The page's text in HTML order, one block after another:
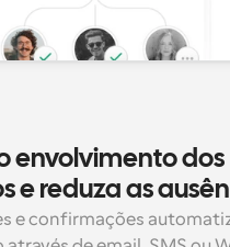
envolvimento dos
e reduza as
e confirmações